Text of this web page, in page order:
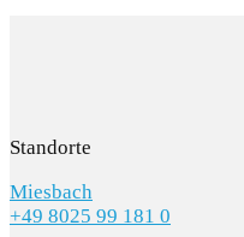
Standorte
Miesbach
+49 8025 99 181 0